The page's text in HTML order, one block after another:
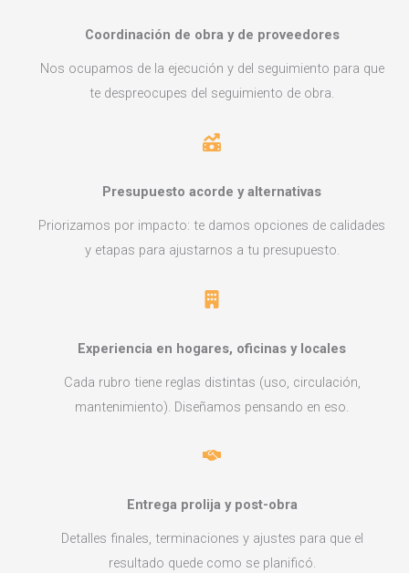
Coordinación de obra y de proveedores
Nos ocupamos de la ejecución y del seguimiento para que
te despreocupes del seguimiento de obra.
Presupuesto acorde y alternativas
Priorizamos por impacto: te damos opciones de calidades
y etapas para ajustarnos a tu presupuesto.
Experiencia en hogares, oficinas y locales
Cada rubro tiene reglas distintas (uso, circulación,
mantenimiento). Diseñamos pensando en eso.
Entrega prolija y post-obra
Detalles finales, terminaciones y ajustes para que el
resultado quede como se planificó.